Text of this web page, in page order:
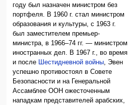
году был назначен министром без
портфеля. В 1960 г. стал министром
образования и культуры, с 1963 г.
был заместителем премьер-
министра, в 1966–74 гг. — министром
иностранных дел. В 1967 г., во время
и после Шестидневной войны, Эвен
успешно противостоял в Совете
Безопасности и на Генеральной
Ассамблее ООН ожесточенным
нападкам представителей арабских,